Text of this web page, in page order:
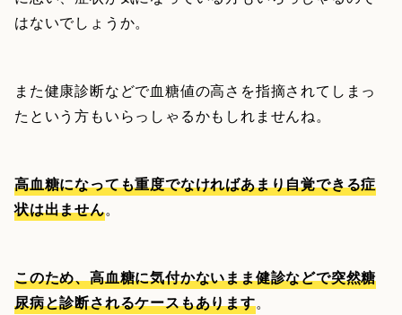
はないでしょうか。
また健康診断などで血糖値の高さを指摘されてしまっ
たという方もいらっしゃるかもしれませんね。
高血糖になっても重度でなければあまり自覚できる症
状は出ません。
このため、高血糖に気付かないまま健診などで突然糖
尿病と診断されるケースもあります。